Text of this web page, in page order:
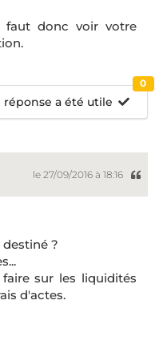
faut donc voir votre
réponse a été utile
0
le 27/09/2016 à 18:16
?
sur les liquidités
d'actes.